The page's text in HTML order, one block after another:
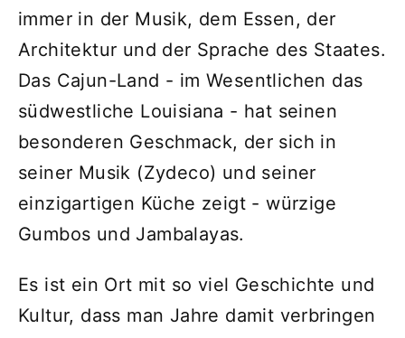
immer in der Musik, dem Essen, der
Architektur und der Sprache des Staates.
Das Cajun-Land - im Wesentlichen das
südwestliche Louisiana - hat seinen
besonderen Geschmack, der sich in
seiner Musik (Zydeco) und seiner
einzigartigen Küche zeigt - würzige
Gumbos und Jambalayas.
Es ist ein Ort mit so viel Geschichte und
Kultur, dass man Jahre damit verbringen